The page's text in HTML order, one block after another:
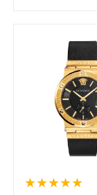
★★★★★